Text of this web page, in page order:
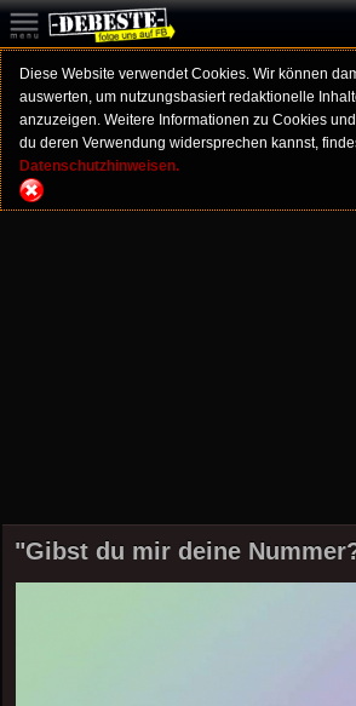
Diese Website verwendet Cookies. Wir können
auswerten, um nutzungsbasiert redaktionelle
anzuzeigen. Weitere Informationen zu Cookies
du deren Verwendung widersprechen kannst,
Datenschutzhinweisen.
"Gibst du mir deine